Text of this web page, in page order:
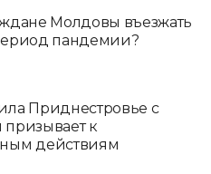
Молдовы въезжать
пандемии?
Приднестровье с
к
действиям